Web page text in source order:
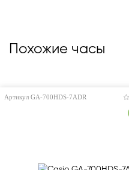
Похожие часы
Артикул GA-700HDS-7ADR